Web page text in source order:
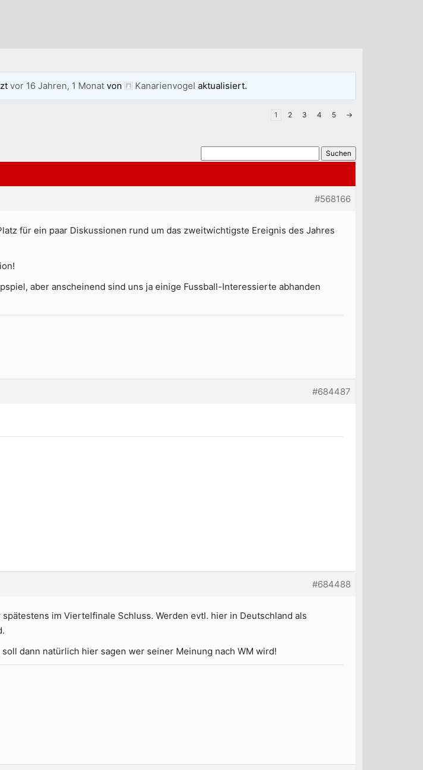
vor 16 Jahren, 1 Monat von Kanarienvogel aktualisiert.
1 2 3 4 5 →
#568166
für ein paar Diskussionen rund um das zweitwichtigste Ereignis des Jahres
aber anscheinend sind uns ja einige Fussball-Interessierte abhanden
#684487
#684488
im Viertelfinale Schluss. Werden evtl. hier in Deutschland als
dann natürlich hier sagen wer seiner Meinung nach WM wird!